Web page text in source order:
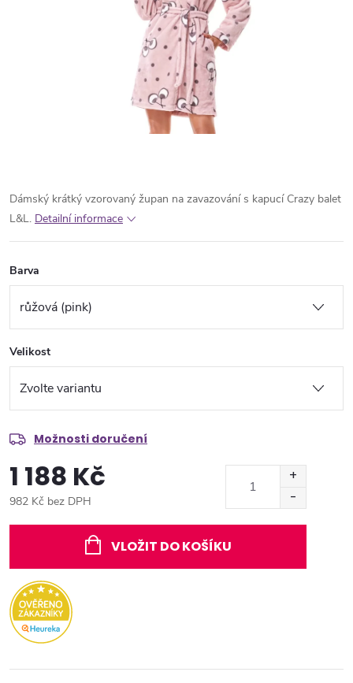
Dámský krátký vzorovaný župan na zavazování s kapucí Crazy balet
L&L. Detailní informace
Barva
Velikost
Možnosti doručení
1 188 Kč
982 Kč bez DPH
VLOŽIT DO KOŠÍKU